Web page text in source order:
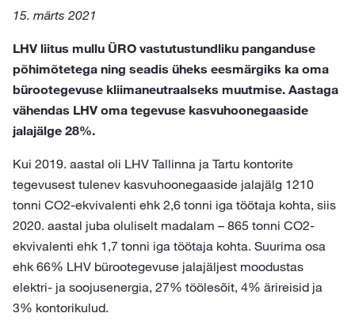
15. märts 2021
LHV liitus mullu ÜRO vastutustundliku panganduse
põhimõtetega ning seadis üheks eesmärgiks ka oma
bürootegevuse kliimaneutraalseks muutmise. Aastaga
vähendas LHV oma tegevuse kasvuhoonegaaside
jalajälge 28%.
Kui 2019. aastal oli LHV Tallinna ja Tartu kontorite
tegevusest tulenev kasvuhoonegaaside jalajälg 1210
tonni CO2-ekvivalenti ehk 2,6 tonni iga töötaja kohta, siis
2020. aastal juba oluliselt madalam – 865 tonni CO2-
ekvivalenti ehk 1,7 tonni iga töötaja kohta. Suurima osa
ehk 66% LHV bürootegevuse jalajäljest moodustas
elektri- ja soojusenergia, 27% töölesõit, 4% ärireisid ja
3% kontorikulud.